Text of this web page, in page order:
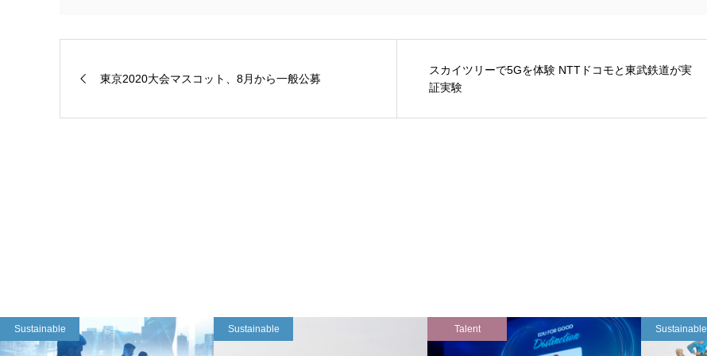
東京2020大会マスコット、8月から一般公募
スカイツリーで5Gを体験 NTTドコモと東武鉄道が実
証実験
Sustainable Sustainable Talent Sustainable